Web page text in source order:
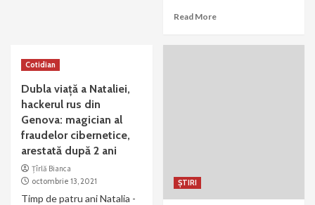
Read More
Cotidian
Dubla viaţă a Nataliei,
hackerul rus din
Genova: magician al
fraudelor cibernetice,
arestată după 2 ani
Țîrlă Bianca
octombrie 13, 2021
Timp de patru ani Natalia -
ȘTIRI